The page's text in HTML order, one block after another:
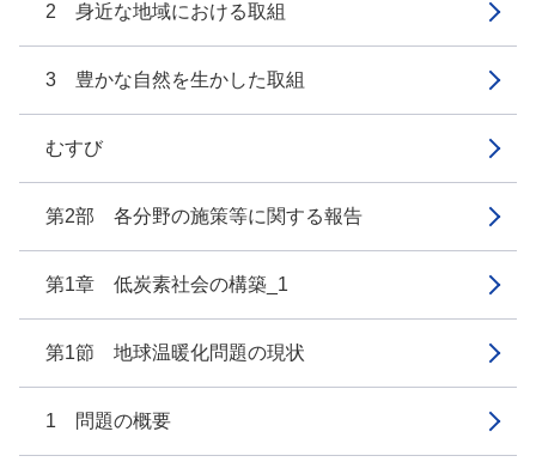
2 身近な地域における取組
3 豊かな自然を生かした取組
むすび
第2部 各分野の施策等に関する報告
第1章 低炭素社会の構築_1
第1節 地球温暖化問題の現状
1 問題の概要